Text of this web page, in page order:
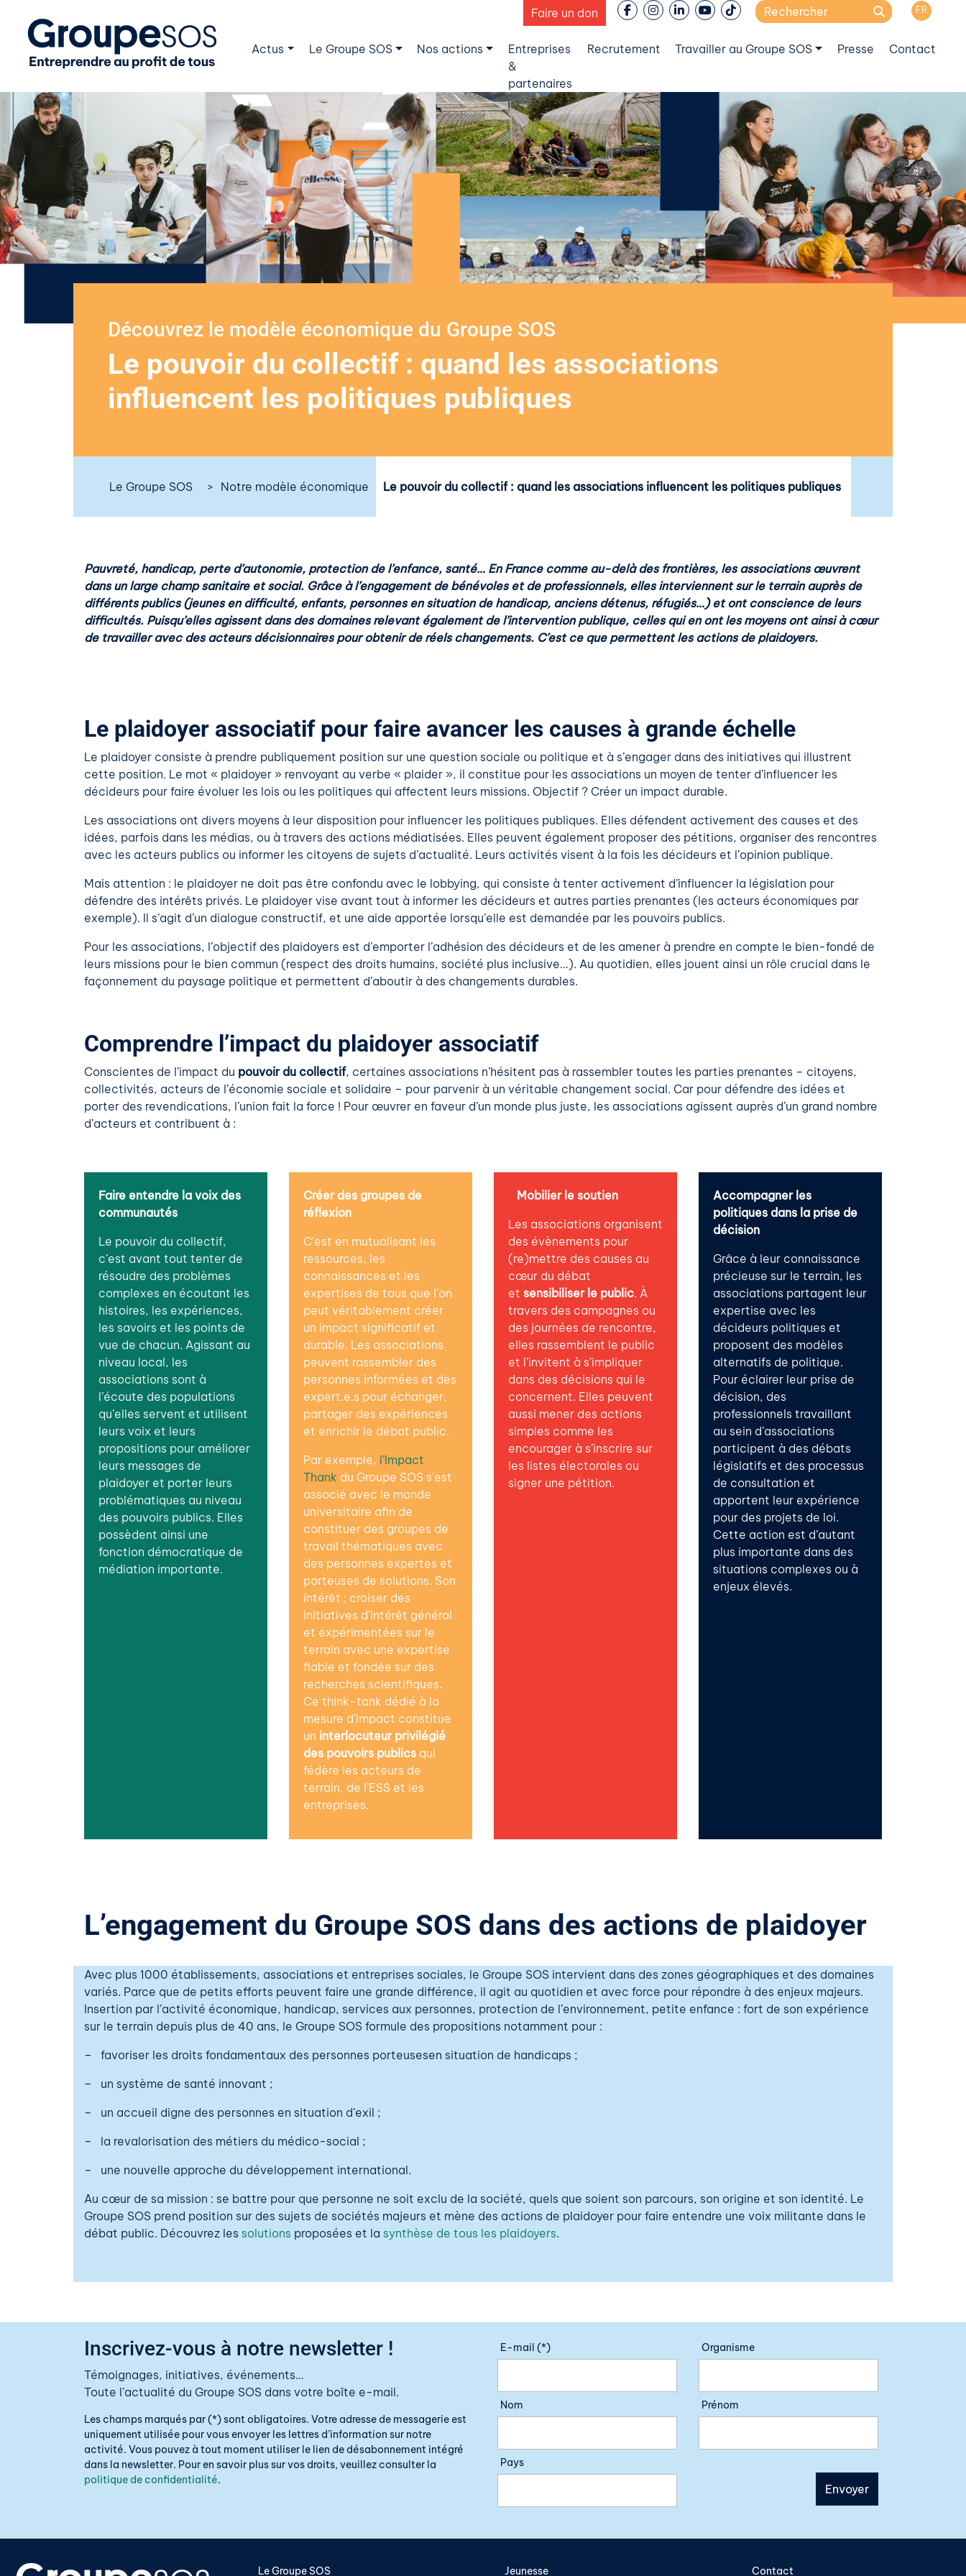
Faire un don
Search
FR
Actus Le Groupe SOS Nos actions
Entreprises
&
partenaires
Recrutement Travailler au Groupe SOS Presse Contact
Découvrez le modèle économique du Groupe SOS
Le pouvoir du collectif : quand les associations
influencent les politiques publiques
Le Groupe SOS Notre modèle économique Le pouvoir du collectif : quand les associations influencent les politiques publiques
Pauvreté, handicap, perte d’autonomie, protection de l’enfance, santé… En France comme au-delà des frontières, les associations œuvrent
dans un large champ sanitaire et social. Grâce à l’engagement de bénévoles et de professionnels, elles interviennent sur le terrain auprès de
différents publics (jeunes en difficulté, enfants, personnes en situation de handicap, anciens détenus, réfugiés…) et ont conscience de leurs
difficultés. Puisqu’elles agissent dans des domaines relevant également de l’intervention publique, celles qui en ont les moyens ont ainsi à cœur
de travailler avec des acteurs décisionnaires pour obtenir de réels changements. C’est ce que permettent les actions de plaidoyers.
Le plaidoyer associatif pour faire avancer les causes à grande échelle
Le plaidoyer consiste à prendre publiquement position sur une question sociale ou politique et à s’engager dans des initiatives qui illustrent
cette position. Le mot « plaidoyer » renvoyant au verbe « plaider », il constitue pour les associations un moyen de tenter d’influencer les
décideurs pour faire évoluer les lois ou les politiques qui affectent leurs missions. Objectif ? Créer un impact durable.
Les associations ont divers moyens à leur disposition pour influencer les politiques publiques. Elles défendent activement des causes et des
idées, parfois dans les médias, ou à travers des actions médiatisées. Elles peuvent également proposer des pétitions, organiser des rencontres
avec les acteurs publics ou informer les citoyens de sujets d’actualité. Leurs activités visent à la fois les décideurs et l’opinion publique.
Mais attention : le plaidoyer ne doit pas être confondu avec le lobbying, qui consiste à tenter activement d’influencer la législation pour
défendre des intérêts privés. Le plaidoyer vise avant tout à informer les décideurs et autres parties prenantes (les acteurs économiques par
exemple). Il s’agit d’un dialogue constructif, et une aide apportée lorsqu’elle est demandée par les pouvoirs publics.
Pour les associations, l’objectif des plaidoyers est d’emporter l’adhésion des décideurs et de les amener à prendre en compte le bien-fondé de
leurs missions pour le bien commun (respect des droits humains, société plus inclusive…). Au quotidien, elles jouent ainsi un rôle crucial dans le
façonnement du paysage politique et permettent d’aboutir à des changements durables.
Comprendre l’impact du plaidoyer associatif
Conscientes de l’impact du pouvoir du collectif, certaines associations n’hésitent pas à rassembler toutes les parties prenantes – citoyens,
collectivités, acteurs de l’économie sociale et solidaire – pour parvenir à un véritable changement social. Car pour défendre des idées et
porter des revendications, l’union fait la force ! Pour œuvrer en faveur d’un monde plus juste, les associations agissent auprès d’un grand nombre
d’acteurs et contribuent à :
Faire entendre la voix des
communautés
Le pouvoir du collectif,
c’est avant tout tenter de
résoudre des problèmes
complexes en écoutant les
histoires, les expériences,
les savoirs et les points de
vue de chacun. Agissant au
niveau local, les
associations sont à
l’écoute des populations
qu’elles servent et utilisent
leurs voix et leurs
propositions pour améliorer
leurs messages de
plaidoyer et porter leurs
problématiques au niveau
des pouvoirs publics. Elles
possèdent ainsi une
fonction démocratique de
médiation importante.
Créer des groupes de
réflexion
C’est en mutualisant les
ressources, les
connaissances et les
expertises de tous que l’on
peut véritablement créer
un impact significatif et
durable. Les associations
peuvent rassembler des
personnes informées et des
expert.e.s pour échanger,
partager des expériences
et enrichir le débat public.
Par exemple, l’Impact
Thank du Groupe SOS s’est
associé avec le monde
universitaire afin de
constituer des groupes de
travail thématiques avec
des personnes expertes et
porteuses de solutions. Son
intérêt : croiser des
initiatives d’intérêt général
et expérimentées sur le
terrain avec une expertise
fiable et fondée sur des
recherches scientifiques.
Ce think-tank dédié à la
mesure d’impact constitue
un interlocuteur privilégié
des pouvoirs publics qui
fédère les acteurs de
terrain, de l’ESS et les
entreprises.
Mobilier le soutien
Les associations organisent
des évènements pour
(re)mettre des causes au
cœur du débat
et sensibiliser le public. À
travers des campagnes ou
des journées de rencontre,
elles rassemblent le public
et l’invitent à s’impliquer
dans des décisions qui le
concernent. Elles peuvent
aussi mener des actions
simples comme les
encourager à s’inscrire sur
les listes électorales ou
signer une pétition.
Accompagner les
politiques dans la prise de
décision
Grâce à leur connaissance
précieuse sur le terrain, les
associations partagent leur
expertise avec les
décideurs politiques et
proposent des modèles
alternatifs de politique.
Pour éclairer leur prise de
décision, des
professionnels travaillant
au sein d’associations
participent à des débats
législatifs et des processus
de consultation et
apportent leur expérience
pour des projets de loi.
Cette action est d’autant
plus importante dans des
situations complexes ou à
enjeux élevés.
L’engagement du Groupe SOS dans des actions de plaidoyer
Avec plus 1000 établissements, associations et entreprises sociales, le Groupe SOS intervient dans des zones géographiques et des domaines
variés. Parce que de petits efforts peuvent faire une grande différence, il agit au quotidien et avec force pour répondre à des enjeux majeurs.
Insertion par l’activité économique, handicap, services aux personnes, protection de l’environnement, petite enfance : fort de son expérience
sur le terrain depuis plus de 40 ans, le Groupe SOS formule des propositions notamment pour :
–
favoriser les droits fondamentaux des personnes porteusesen situation de handicaps ;
–
un système de santé innovant ;
–
un accueil digne des personnes en situation d’exil ;
–
la revalorisation des métiers du médico-social ;
–
une nouvelle approche du développement international.
Au cœur de sa mission : se battre pour que personne ne soit exclu de la société, quels que soient son parcours, son origine et son identité. Le
Groupe SOS prend position sur des sujets de sociétés majeurs et mène des actions de plaidoyer pour faire entendre une voix militante dans le
débat public. Découvrez les solutions proposées et la synthèse de tous les plaidoyers.
Inscrivez-vous à notre newsletter !
Témoignages, initiatives, événements…
Toute l’actualité du Groupe SOS dans votre boîte e-mail.
Les champs marqués par (*) sont obligatoires. Votre adresse de messagerie est
uniquement utilisée pour vous envoyer les lettres d’information sur notre
activité. Vous pouvez à tout moment utiliser le lien de désabonnement intégré
dans la newsletter. Pour en savoir plus sur vos droits, veuillez consulter la
politique de confidentialité.
E-mail (*) Organisme
Nom Prénom
Pays
Le Groupe SOS Jeunesse Contact